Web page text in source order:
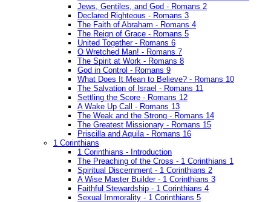
Jews, Gentiles, and God - Romans 2
Declared Righteous - Romans 3
The Faith of Abraham - Romans 4
The Reign of Grace - Romans 5
United Together - Romans 6
O Wretched Man! - Romans 7
The Spirit at Work - Romans 8
God in Control - Romans 9
What Does It Mean to Believe? - Romans 10
The Salvation of Israel - Romans 11
Settling the Score - Romans 12
A Wake Up Call - Romans 13
The Weak and the Strong - Romans 14
The Greatest Missionary - Romans 15
Priscilla and Aquila - Romans 16
1 Corinthians
1 Corinthians - Introduction
The Preaching of the Cross - 1 Corinthians 1
Spiritual Discernment - 1 Corinthians 2
A Wise Master Builder - 1 Corinthians 3
Faithful Stewardship - 1 Corinthians 4
Sexual Immorality - 1 Corinthians 5